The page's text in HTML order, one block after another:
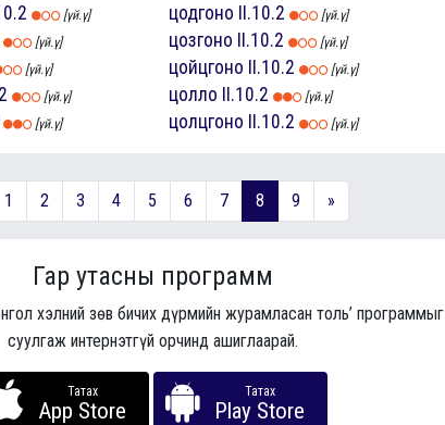
[үй.ү]
[үй.ү]
[үй.ү]
[үй.ү]
[үй.ү]
цодгоно II.10.2 [үй.ү]
цозгоно II.10.2 [үй.ү]
цойцгоно II.10.2 [үй.ү]
цолло II.10.2 [үй.ү]
цолцгоно II.10.2 [үй.ү]
1 2 3 4 5 6 7 8 9 »
Гар утасны программ
хэлний зөв бичих дүрмийн журамласан толь’ программыг
суулгаж интернэтгүй орчинд ашиглаарай.
Татах
App Store
Татах
Play Store